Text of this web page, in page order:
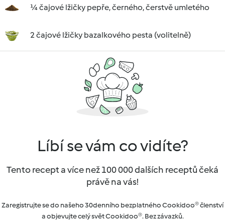
¼ čajové lžičky pepře, černého, čerstvě umletého
2 čajové lžičky bazalkového pesta (volitelně)
Líbí se vám co vidíte?
Tento recept a více než 100 000 dalších receptů čeká
právě na vás!
Zaregistrujte se do našeho 30denního bezplatného Cookidoo® členství
a objevujte celý svět Cookidoo®. Bez závazků.